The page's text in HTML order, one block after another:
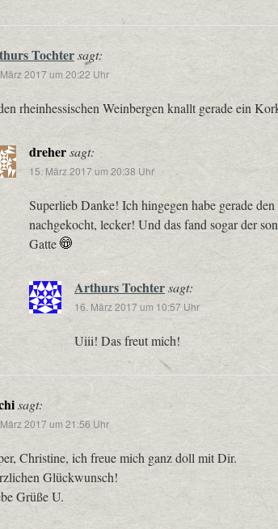
Tochtersagt:
2017 um 20:22 Uhr
rheinhessischen Weinbergen knallt gerade ein
drehersagt:
15. März 2017 um 20:38 Uhr
Superlieb Danke! Ich hingegen habe gerade
nachgekocht, lecker! Und das fand sogar der
Gatte
Arthurs Tochtersagt:
16. März 2017 um 10:57 Uhr
Uiii! Das freut mich!
sagt:
2017 um 21:56 Uhr
Christine, ich freue mich ganz doll mit Dir.
Glückwunsch!
Grüße U.